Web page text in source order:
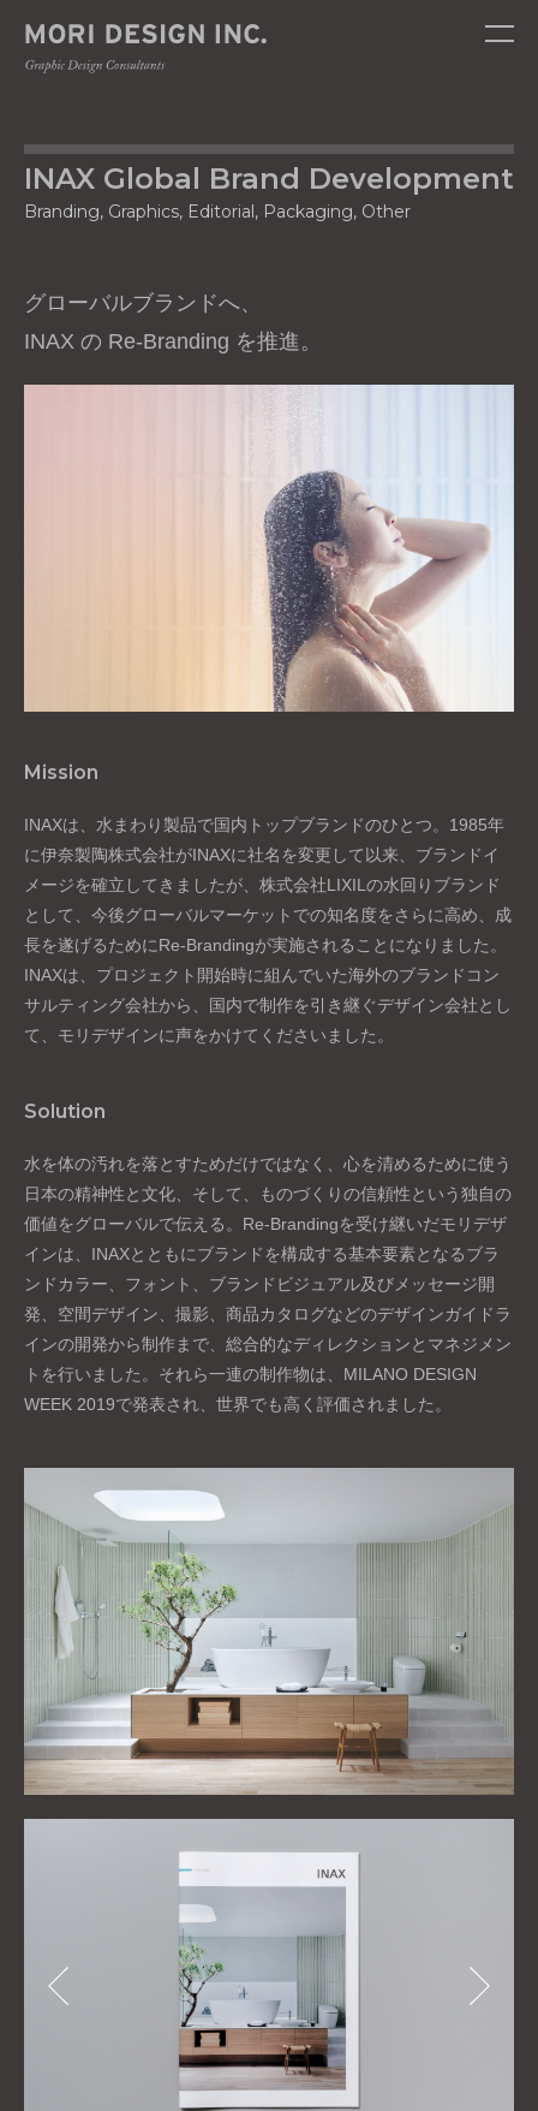
INAX Global Brand Development
Branding, Graphics, Editorial, Packaging, Other
グローバルブランドへ、
INAX の Re-Branding を推進。
Mission
INAXは、水まわり製品で国内トップブランドのひとつ。1985年
に伊奈製陶株式会社がINAXに社名を変更して以来、ブランドイ
メージを確立してきましたが、株式会社LIXILの水回りブランド
として、今後グローバルマーケットでの知名度をさらに高め、成
長を遂げるためにRe-Brandingが実施されることになりました。
INAXは、プロジェクト開始時に組んでいた海外のブランドコン
サルティング会社から、国内で制作を引き継ぐデザイン会社とし
て、モリデザインに声をかけてくださいました。
Solution
水を体の汚れを落とすためだけではなく、心を清めるために使う
日本の精神性と文化、そして、ものづくりの信頼性という独自の
価値をグローバルで伝える。Re-Brandingを受け継いだモリデザ
インは、INAXとともにブランドを構成する基本要素となるブラ
ンドカラー、フォント、ブランドビジュアル及びメッセージ開
発、空間デザイン、撮影、商品カタログなどのデザインガイドラ
インの開発から制作まで、総合的なディレクションとマネジメン
トを行いました。それら一連の制作物は、MILANO DESIGN
WEEK 2019で発表され、世界でも高く評価されました。
Previous Next